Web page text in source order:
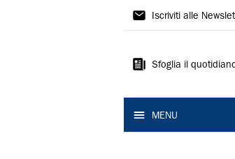
Il
Iscriviti alle
Sfoglia il
MENU